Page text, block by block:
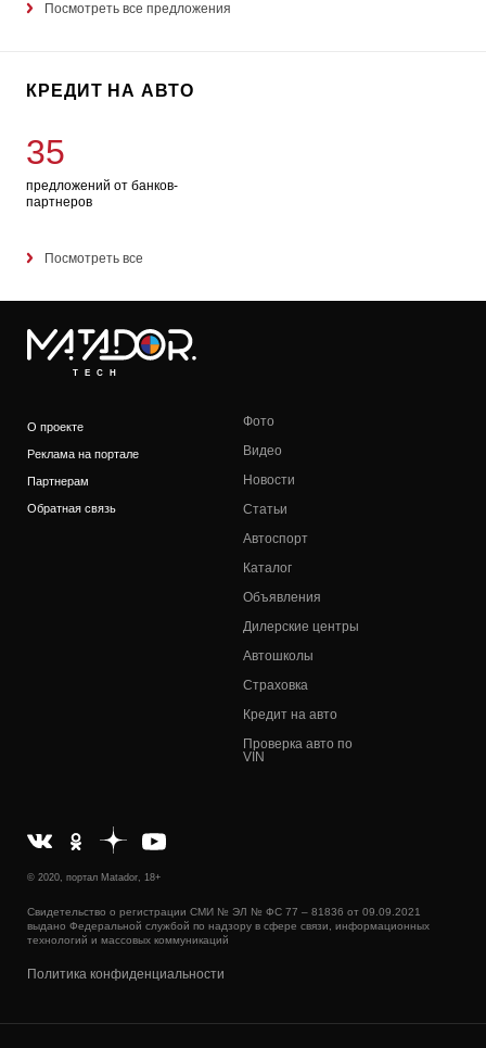
Посмотреть все предложения
КРЕДИТ НА АВТО
35
предложений от банков-
партнеров
Посмотреть все
TECH
О проекте
Реклама на портале
Партнерам
Обратная связь
Фото
Видео
Новости
Статьи
Автоспорт
Каталог
Объявления
Дилерские центры
Автошколы
Страховка
Кредит на авто
Проверка авто по
VIN
© 2020, портал Matador, 18+
Свидетельство о регистрации СМИ № ЭЛ № ФС 77 – 81836 от 09.09.2021
выдано Федеральной службой по надзору в сфере связи, информационных
технологий и массовых коммуникаций
Политика конфиденциальности